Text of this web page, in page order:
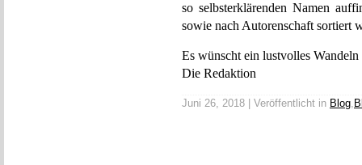
so selbsterklärenden Namen
sowie nach Autorenschaft sortiert
Es wünscht ein lustvolles
Die Redaktion
Juni 26, 2018 | Veröffentlicht in Blog,